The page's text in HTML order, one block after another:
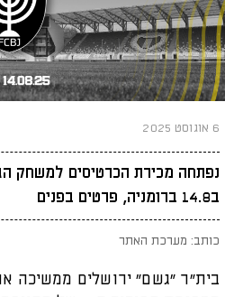
6 אוגוסט 2025
ב14.8 ברומניה, פרטים בפנים
כותב: מערכת האתר
בית"ר ״גשם״ ירושלים ממשיכה